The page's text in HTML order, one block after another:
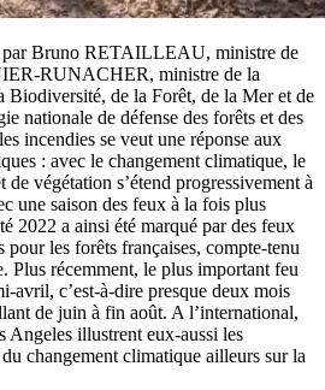
par Bruno RETAILLEAU, ministre de
RUNACHER, ministre de la
Biodiversité, de la Forêt, de la Mer et de
nationale de défense des forêts et des
incendies se veut une réponse aux
: avec le changement climatique, le
de végétation s’étend progressivement à
une saison des feux à la fois plus
2022 a ainsi été marqué par des feux
pour les forêts françaises, compte-tenu
Plus récemment, le plus important feu
avril, c’est-à-dire presque deux mois
de juin à fin août. A l’international,
Angeles illustrent eux-aussi les
changement climatique ailleurs sur la